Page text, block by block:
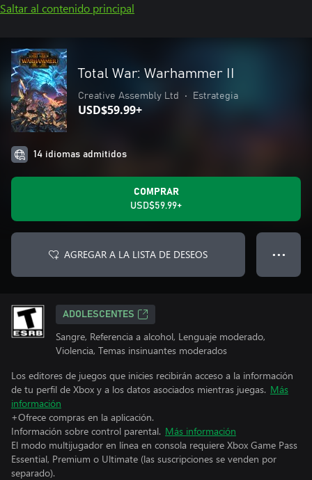
Saltar al contenido principal
Total War: Warhammer II
Creative Assembly Ltd • Estrategia
USD$59.99+
14 idiomas admitidos
COMPRAR
USD$59.99+
AGREGAR A LA LISTA DE DESEOS ● ● ●
ADOLESCENTES
Sangre, Referencia a alcohol, Lenguaje moderado,
Violencia, Temas insinuantes moderados
Los editores de juegos que inicies recibirán acceso a la información
de tu perfil de Xbox y a los datos asociados mientras juegas. Más
información
+Ofrece compras en la aplicación.
Información sobre control parental. Más información
El modo multijugador en línea en consola requiere Xbox Game Pass
Essential, Premium o Ultimate (las suscripciones se venden por
separado).